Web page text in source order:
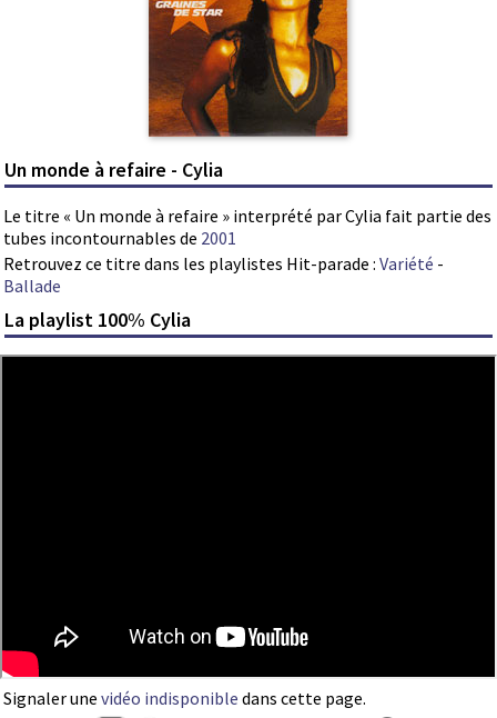
Un monde à refaire - Cylia
Le titre « Un monde à refaire » interprété par Cylia fait partie des
tubes incontournables de 2001
Retrouvez ce titre dans les playlistes Hit-parade : Variété -
Ballade
La playlist 100% Cylia
Signaler une vidéo indisponible dans cette page.